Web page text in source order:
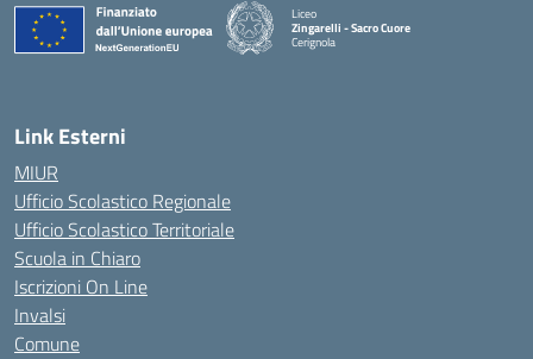
Liceo
Zingarelli - Sacro Cuore
Cerignola
— Visita la pagina iniziale della scuola
Link Esterni
MIUR
Ufficio Scolastico Regionale
Ufficio Scolastico Territoriale
Scuola in Chiaro
Iscrizioni On Line
Invalsi
Comune